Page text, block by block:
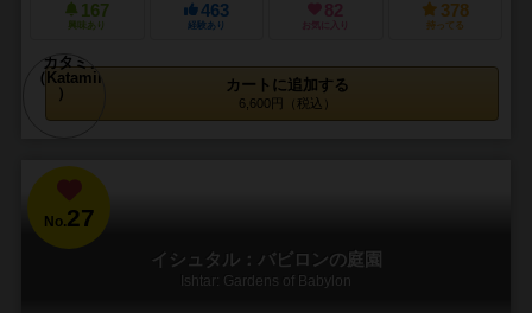
167
興味あり
463
経験あり
82
お気に入り
378
持ってる
カートに追加する
6,600円（税込）
No.27
イシュタル：バビロンの庭園
Ishtar: Gardens of Babylon